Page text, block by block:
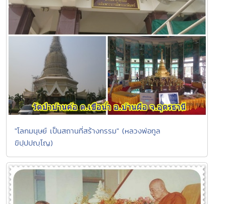
"โลกมนุษย์ เป็นสถานที่สร้างกรรม" (หลวงพ่อทูล
ขิปฺปปญฺโญ)